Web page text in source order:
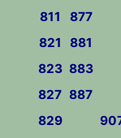
811
877
821
881
823 883
827 887
829